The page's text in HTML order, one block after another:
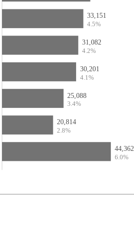
33,151
4.5%
31,082
4.2%
30,201
4.1%
25,088
3.4%
20,814
2.8%
44,362
6.0%